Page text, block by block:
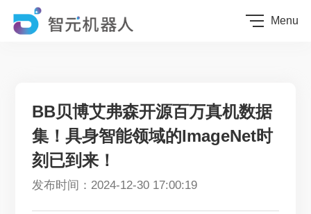
Menu
BB贝博艾弗森开源百万真机数据
集！具身智能领域的ImageNet时
刻已到来！
发布时间：2024-12-30 17:00:19